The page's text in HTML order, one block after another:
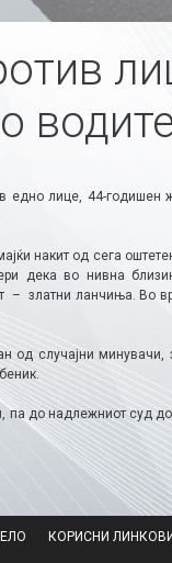
едно лице, 44-годишен
накит од сега
дека во нивна
– златни ланчиња. Во
од случајни
па до надлежниот суд
КОРИСНИ